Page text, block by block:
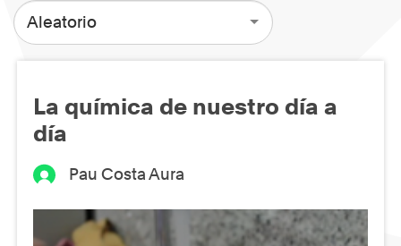
Aleatorio
La química de nuestro día a
día
Pau Costa Aura